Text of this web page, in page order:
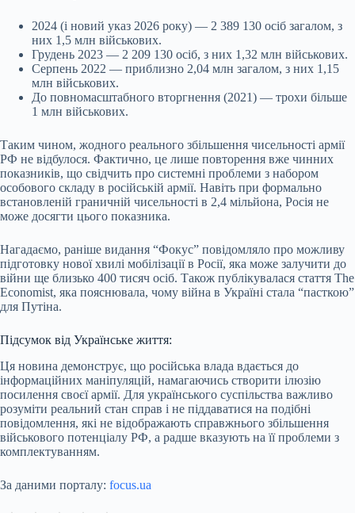
2024 (і новий указ 2026 року) — 2 389 130 осіб загалом, з
них 1,5 млн військових.
Грудень 2023 — 2 209 130 осіб, з них 1,32 млн військових.
Серпень 2022 — приблизно 2,04 млн загалом, з них 1,15
млн військових.
До повномасштабного вторгнення (2021) — трохи більше
1 млн військових.
Таким чином, жодного реального збільшення чисельності армії
РФ не відбулося. Фактично, це лише повторення вже чинних
показників, що свідчить про системні проблеми з набором
особового складу в російській армії. Навіть при формально
встановленій граничній чисельності в 2,4 мільйона, Росія не
може досягти цього показника.
Нагадаємо, раніше видання “Фокус” повідомляло про можливу
підготовку нової хвилі мобілізації в Росії, яка може залучити до
війни ще близько 400 тисяч осіб. Також публікувалася стаття The
Economist, яка пояснювала, чому війна в Україні стала “пасткою”
для Путіна.
Підсумок від Українське життя:
Ця новина демонструє, що російська влада вдається до
інформаційних маніпуляцій, намагаючись створити ілюзію
посилення своєї армії. Для українського суспільства важливо
розуміти реальний стан справ і не піддаватися на подібні
повідомлення, які не відображають справжнього збільшення
військового потенціалу РФ, а радше вказують на її проблеми з
комплектуванням.
За даними порталу: focus.ua